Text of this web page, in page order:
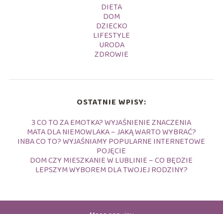
DIETA
DOM
DZIECKO
LIFESTYLE
URODA
ZDROWIE
OSTATNIE WPISY:
3 CO TO ZA EMOTKA? WYJAŚNIENIE ZNACZENIA
MATA DLA NIEMOWLAKA – JAKĄ WARTO WYBRAĆ?
INBA CO TO? WYJAŚNIAMY POPULARNE INTERNETOWE
POJĘCIE
DOM CZY MIESZKANIE W LUBLINIE – CO BĘDZIE
LEPSZYM WYBOREM DLA TWOJEJ RODZINY?